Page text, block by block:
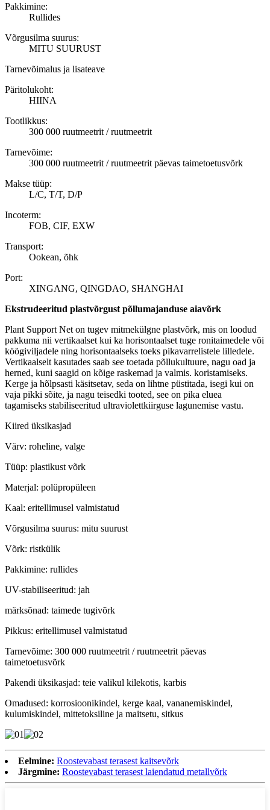
Pakkimine:
Rullides
Võrgusilma suurus:
MITU SUURUST
Tarnevõimalus ja lisateave
Päritolukoht:
HIINA
Tootlikkus:
300 000 ruutmeetrit / ruutmeetrit
Tarnevõime:
300 000 ruutmeetrit / ruutmeetrit päevas taimetoetusvõrk
Makse tüüp:
L/C, T/T, D/P
Incoterm:
FOB, CIF, EXW
Transport:
Ookean, õhk
Port:
XINGANG, QINGDAO, SHANGHAI
Ekstrudeeritud plastvõrgust põllumajanduse aiavõrk
Plant Support Net on tugev mitmekülgne plastvõrk, mis on loodud
pakkuma nii vertikaalset kui ka horisontaalset tuge ronitaimedele või
köögiviljadele ning horisontaalseks toeks pikavarrelistele lilledele.
Vertikaalselt kasutades saab see toetada põllukultuure, nagu oad ja
herned, kuni saagid on kõige raskemad ja valmis. koristamiseks.
Kerge ja hõlpsasti käsitsetav, seda on lihtne püstitada, isegi kui on
vaja pikki sõite, ja nagu teisedki tooted, see on pika eluea
tagamiseks stabiliseeritud ultraviolettkiirguse lagunemise vastu.
Kiired üksikasjad
Värv: roheline, valge
Tüüp: plastikust võrk
Materjal: polüpropüleen
Kaal: eritellimusel valmistatud
Võrgusilma suurus: mitu suurust
Võrk: ristkülik
Pakkimine: rullides
UV-stabiliseeritud: jah
märksõnad: taimede tugivõrk
Pikkus: eritellimusel valmistatud
Tarnevõime: 300 000 ruutmeetrit / ruutmeetrit päevas
taimetoetusvõrk
Pakendi üksikasjad: teie valikul kilekotis, karbis
Omadused: korrosioonikindel, kerge kaal, vananemiskindel,
kulumiskindel, mittetoksiline ja maitsetu, sitkus
Eelmine: Roostevabast terasest kaitsevõrk
Järgmine: Roostevabast terasest laiendatud metallvõrk